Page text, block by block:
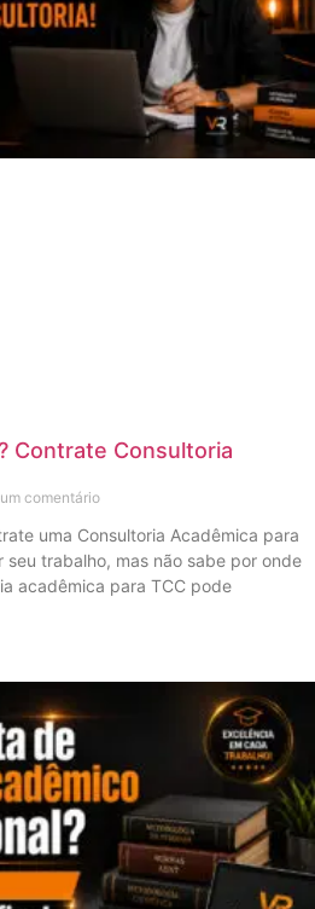
Contrate Consultoria
comentário
uma Consultoria Acadêmica para
seu trabalho, mas não sabe por onde
acadêmica para TCC pode